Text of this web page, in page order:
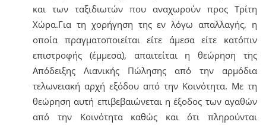
και των ταξιδιωτών που αναχωρούν προς Τρίτη
Χώρα.Για τη χορήγηση της εν λόγω απαλλαγής, η
οποία πραγματοποιείται είτε άμεσα είτε κατόπιν
επιστροφής (έμμεσα), απαιτείται η θεώρηση της
Απόδειξης Λιανικής Πώλησης από την αρμόδια
τελωνειακή αρχή εξόδου από την Κοινότητα. Με τη
θεώρηση αυτή επιβεβαιώνεται η έξοδος των αγαθών
από την Κοινότητα καθώς και ότι πληρούνται